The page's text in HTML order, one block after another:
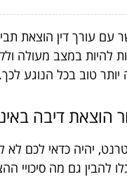
עורך דין הוצאת
במצב מעולה
טוב בכל הנוגע לכך.
הוצאת דיבה
יהיה כדאי לכם לא
גם מה סיכויי